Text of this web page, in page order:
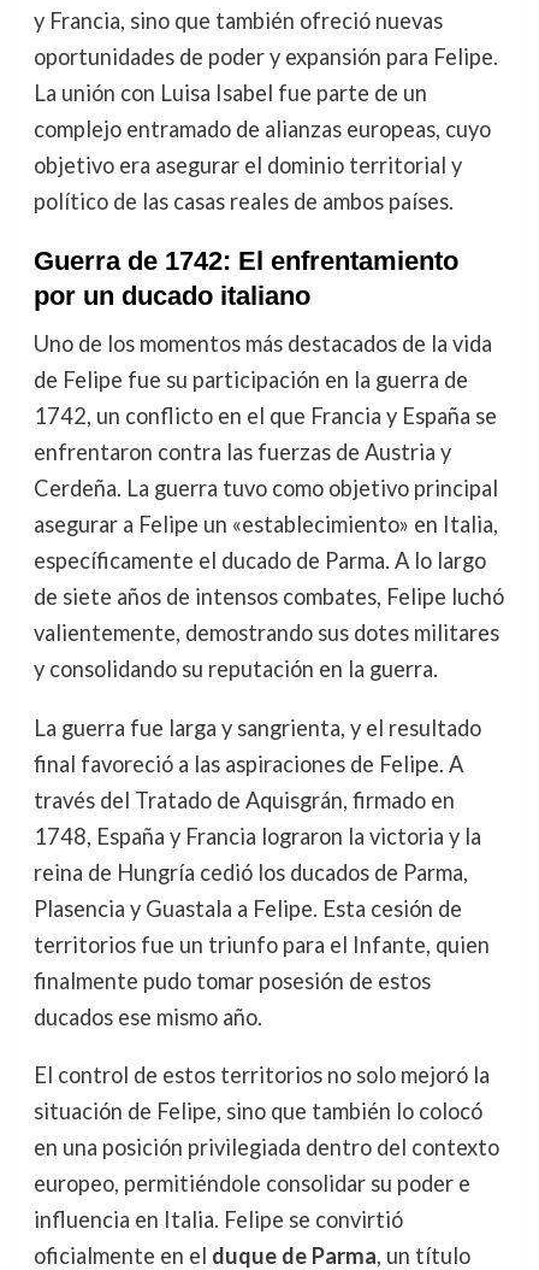
y Francia, sino que también ofreció nuevas
oportunidades de poder y expansión para Felipe.
La unión con Luisa Isabel fue parte de un
complejo entramado de alianzas europeas, cuyo
objetivo era asegurar el dominio territorial y
político de las casas reales de ambos países.
Guerra de 1742: El enfrentamiento
por un ducado italiano
Uno de los momentos más destacados de la vida
de Felipe fue su participación en la guerra de
1742, un conflicto en el que Francia y España se
enfrentaron contra las fuerzas de Austria y
Cerdeña. La guerra tuvo como objetivo principal
asegurar a Felipe un «establecimiento» en Italia,
específicamente el ducado de Parma. A lo largo
de siete años de intensos combates, Felipe luchó
valientemente, demostrando sus dotes militares
y consolidando su reputación en la guerra.
La guerra fue larga y sangrienta, y el resultado
final favoreció a las aspiraciones de Felipe. A
través del Tratado de Aquisgrán, firmado en
1748, España y Francia lograron la victoria y la
reina de Hungría cedió los ducados de Parma,
Plasencia y Guastala a Felipe. Esta cesión de
territorios fue un triunfo para el Infante, quien
finalmente pudo tomar posesión de estos
ducados ese mismo año.
El control de estos territorios no solo mejoró la
situación de Felipe, sino que también lo colocó
en una posición privilegiada dentro del contexto
europeo, permitiéndole consolidar su poder e
influencia en Italia. Felipe se convirtió
oficialmente en el duque de Parma, un título